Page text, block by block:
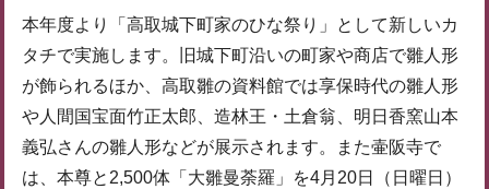
本年度より「高取城下町家のひな祭り」として新しいカ
タチで実施します。旧城下町沿いの町家や商店で雛人形
が飾られるほか、高取雛の資料館では享保時代の雛人形
や人間国宝面竹正太郎、造林王・土倉翁、明日香窯山本
義弘さんの雛人形などが展示されます。また壷阪寺で
は、本尊と2,500体「大雛曼荼羅」を4月20日（日曜日）